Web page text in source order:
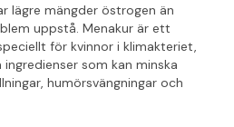
lägre mängder östrogen än
uppstå. Menakur är ett
för kvinnor i klimakteriet,
som kan minska
humörsvängningar och